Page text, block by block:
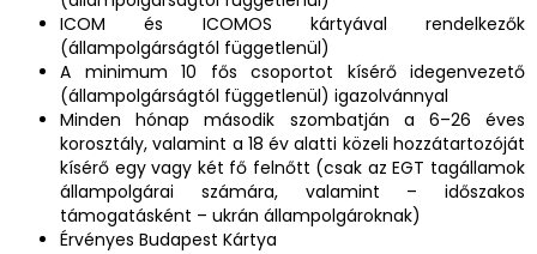
ICOM és ICOMOS kártyával rendelkezők
(állampolgárságtól függetlenül)
A minimum 10 fős csoportot kísérő idegenvezető
(állampolgárságtól függetlenül) igazolvánnyal
Minden hónap második szombatján a 6–26 éves
korosztály, valamint a 18 év alatti közeli hozzátartozóját
kísérő egy vagy két fő felnőtt (csak az EGT tagállamok
állampolgárai számára, valamint – időszakos
támogatásként – ukrán állampolgároknak)
Érvényes Budapest Kártya